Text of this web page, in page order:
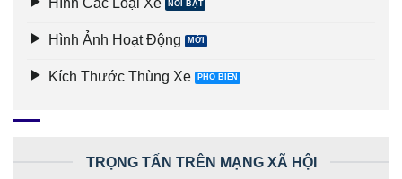
Hình Ảnh Hoạt Động
Kích Thước Thùng Xe
TRỌNG TẤN TRÊN MẠNG XÃ HỘI